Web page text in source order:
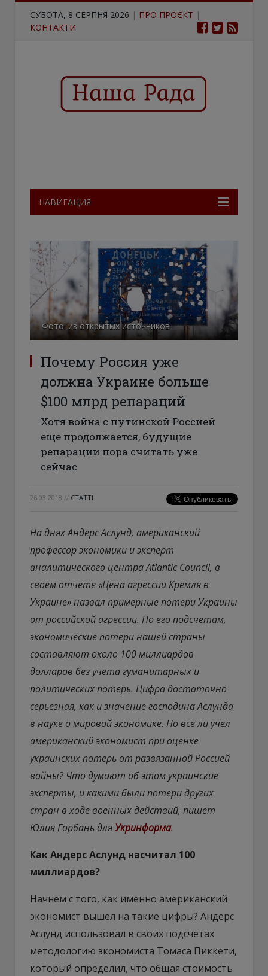
СУБОТА, 8 СЕРПНЯ 2026 | ПРО ПРОЄКТ |
КОНТАКТИ
НАВИГАЦИЯ
Фото: из открытых источников
Почему Россия уже
должна Украине больше
$100 млрд репараций
Хотя война с путинской Россией
еще продолжается, будущие
репарации пора считать уже
сейчас
26.03.2018 // СТАТТІ
На днях Андерс Аслунд, американский
профессор экономики и эксперт
аналитического центра Atlantic Council, в
своем отчете «Цена агрессии Кремля в
Украине» назвал примерные потери Украины
от российской агрессии. По его подсчетам,
экономические потери нашей страны
составляют около 100 миллиардов
долларов без учета гуманитарных и
политических потерь. Цифра достаточно
серьезная, как и значение господина Аслунда
в науке о мировой экономике. Но все ли учел
американский экономист при оценке
украинских потерь от развязанной Россией
войны? Что думают об этом украинские
эксперты, и какими были потери других
стран в ходе военных действий, пишет
Юлия Горбань дляУкринформа.
Как Андерс Аслунд насчитал 100
миллиардов?
Начнем с того, как именно американский
экономист вышел на такие цифры? Андерс
Аслунд использовал в своих подсчетах
методологию экономиста Томаса Пиккети,
который определил, что общая стоимость